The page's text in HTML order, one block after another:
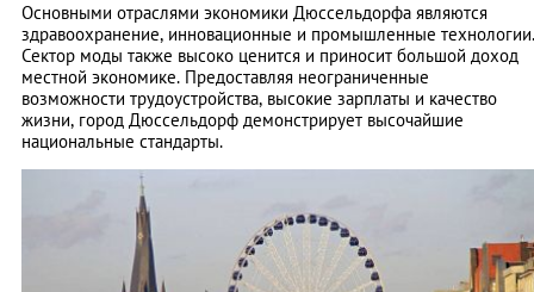
Основными отраслями экономики Дюссельдорфа являются
здравоохранение, инновационные и промышленные технологии.
Сектор моды также высоко ценится и приносит большой доход
местной экономике. Предоставляя неограниченные
возможности трудоустройства, высокие зарплаты и качество
жизни, город Дюссельдорф демонстрирует высочайшие
национальные стандарты.